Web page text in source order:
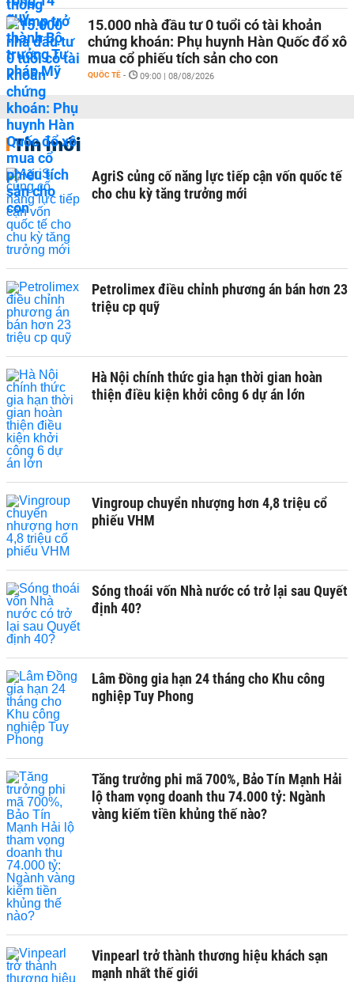
15.000 nhà đầu tư 0 tuổi có tài khoản
chứng khoán: Phụ huynh Hàn Quốc đổ xô
mua cổ phiếu tích sản cho con
QUỐC TẾ - 09:00 | 08/08/2026
Tin mới
AgriS củng cố năng lực tiếp cận vốn quốc tế
cho chu kỳ tăng trưởng mới
Petrolimex điều chỉnh phương án bán hơn 23
triệu cp quỹ
Hà Nội chính thức gia hạn thời gian hoàn
thiện điều kiện khởi công 6 dự án lớn
Vingroup chuyển nhượng hơn 4,8 triệu cổ
phiếu VHM
Sóng thoái vốn Nhà nước có trở lại sau Quyết
định 40?
Lâm Đồng gia hạn 24 tháng cho Khu công
nghiệp Tuy Phong
Tăng trưởng phi mã 700%, Bảo Tín Mạnh Hải
lộ tham vọng doanh thu 74.000 tỷ: Ngành
vàng kiếm tiền khủng thế nào?
Vinpearl trở thành thương hiệu khách sạn
mạnh nhất thế giới